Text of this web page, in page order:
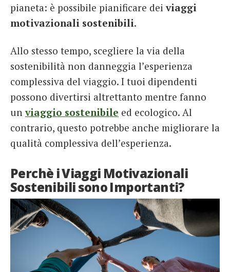
pianeta: è possibile pianificare deiviaggi
motivazionali sostenibili.
Allo stesso tempo, scegliere la via della
sostenibilità non danneggia l’esperienza
complessiva del viaggio. I tuoi dipendenti
possono divertirsi altrettanto mentre fanno
un viaggio sostenibile ed ecologico. Al
contrario, questo potrebbe anche migliorare la
qualità complessiva dell’esperienza.
Perchè i Viaggi Motivazionali
Sostenibili sono Importanti?